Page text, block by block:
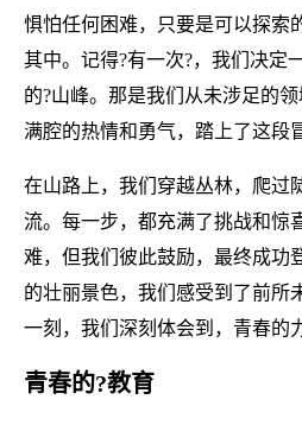
惧怕任何困难，只要是可以探索
其中。记得?有一次?，我们决定
的?山峰。那是我们从未涉足的
满腔的热情和勇气，踏上了这段
在山路上，我们穿越丛林，爬过
流。每一步，都充满了挑战和惊
难，但我们彼此鼓励，最终成功
的壮丽景色，我们感受到了前所
一刻，我们深刻体会到，青春的
青春的?教育